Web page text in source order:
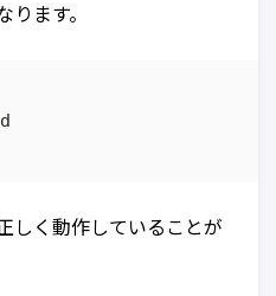
ります。
しく動作していることが